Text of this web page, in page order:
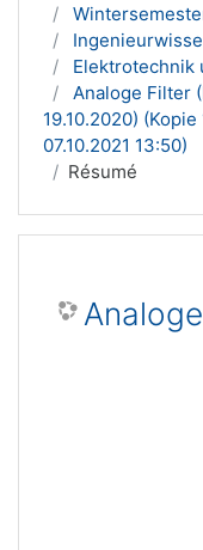
Elektrotechnik
Analoge Filter
19.10.2020)
07.10.2021 13:50)
Résumé